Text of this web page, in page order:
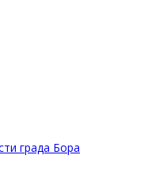
града Бора